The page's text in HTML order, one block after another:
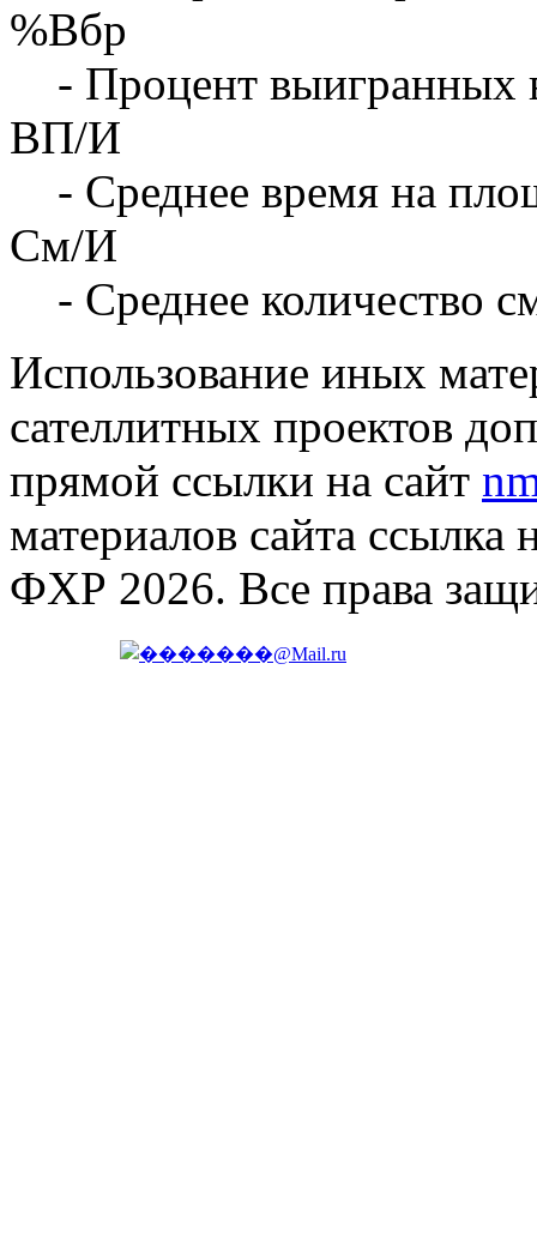
%Вбр
- Процент выигранных
ВП/И
- Среднее время на
См/И
- Среднее количество
Использование иных
сателлитных проектов
прямой ссылки на сайт
материалов сайта ссылка
ФХР 2026. Все права